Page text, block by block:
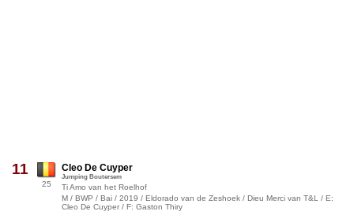
11
25
Cleo De Cuyper
Jumping Boutersem
Ti Amo van het Roelhof
M / BWP / Bai / 2019 / Eldorado van de Zeshoek / Dieu Merci van T&L / E:
Cleo De Cuyper / F: Gaston Thiry